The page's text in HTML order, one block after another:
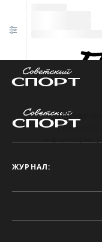
Произошла
ЖУРНАЛ: